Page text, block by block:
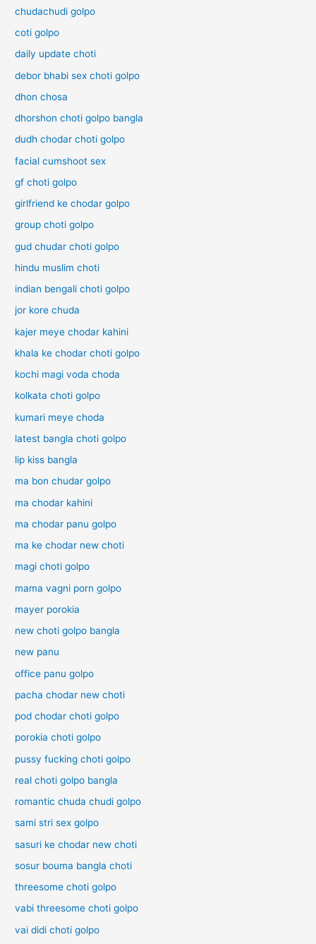
chudachudi golpo
coti golpo
daily update choti
debor bhabi sex choti golpo
dhon chosa
dhorshon choti golpo bangla
dudh chodar choti golpo
facial cumshoot sex
gf choti golpo
girlfriend ke chodar golpo
group choti golpo
gud chudar choti golpo
hindu muslim choti
indian bengali choti golpo
jor kore chuda
kajer meye chodar kahini
khala ke chodar choti golpo
kochi magi voda choda
kolkata choti golpo
kumari meye choda
latest bangla choti golpo
lip kiss bangla
ma bon chudar golpo
ma chodar kahini
ma chodar panu golpo
ma ke chodar new choti
magi choti golpo
mama vagni porn golpo
mayer porokia
new choti golpo bangla
new panu
office panu golpo
pacha chodar new choti
pod chodar choti golpo
porokia choti golpo
pussy fucking choti golpo
real choti golpo bangla
romantic chuda chudi golpo
sami stri sex golpo
sasuri ke chodar new choti
sosur bouma bangla choti
threesome choti golpo
vabi threesome choti golpo
vai didi choti golpo